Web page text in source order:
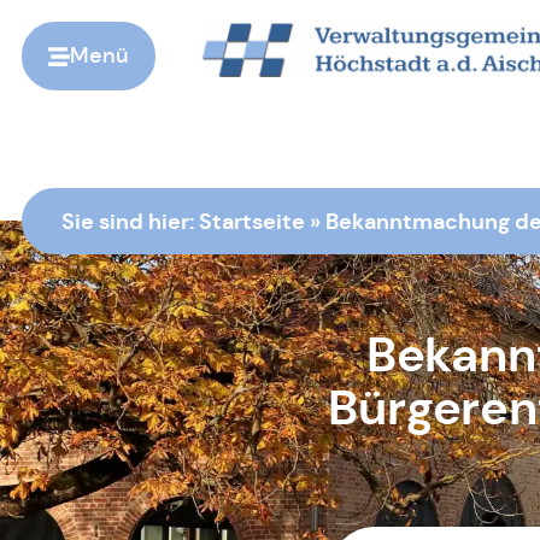
Menü
Sie sind hier: Startseite » Bekanntmachung